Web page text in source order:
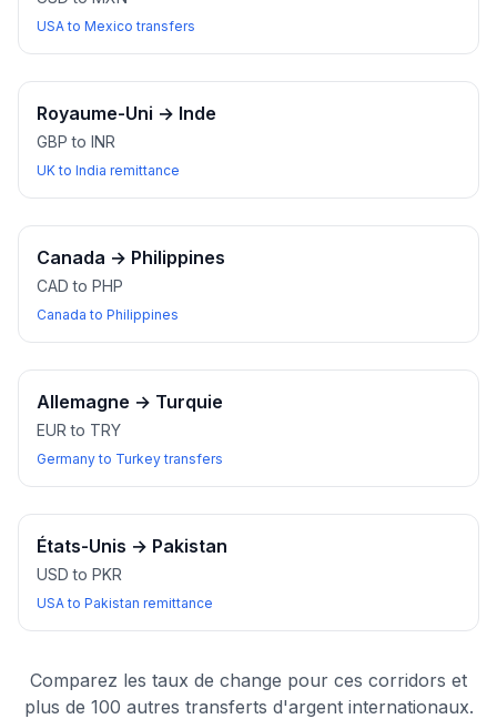
USA to Mexico transfers
Royaume-Uni → Inde
GBP to INR
UK to India remittance
Canada → Philippines
CAD to PHP
Canada to Philippines
Allemagne → Turquie
EUR to TRY
Germany to Turkey transfers
États-Unis → Pakistan
USD to PKR
USA to Pakistan remittance
Comparez les taux de change pour ces corridors et
plus de 100 autres transferts d'argent internationaux.